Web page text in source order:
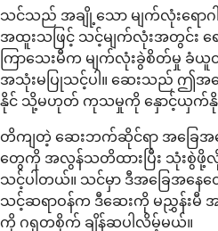
သင်သည် အချို့သော မျက်လုံးရောဂါမ
အထူးသဖြင့် သင့်မျက်လုံးအတွင်း ရ
ကြာသေးမီက မျက်လုံးခွဲစိတ်မှု ခံယူ
အသုံးမပြုသင့်ပါ။ ဆေးသည် ဤအခြ
နိုင် သို့မဟုတ် ကုသမှုကို နှောင့်ယှက်
တိကျတဲ့ ဆေးဘက်ဆိုင်ရာ အခြေ
တွေကို အလွန်သတိထားပြီး သုံးစွဲဖို့လို
သင့်ပါတယ်။ သင်မှာ ဒီအခြေအ
သင့်ဆရာဝန်က ဒီဆေးကို မညွှန်းမီ အ
ကို ဂရုတစိုက် ချိန်ဆပါလိမ့်မယ်။